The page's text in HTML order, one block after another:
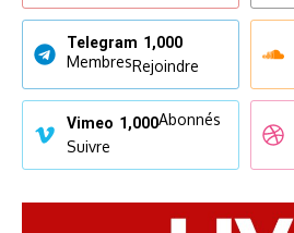
Telegram 1,000
MembresRejoindre
Vimeo 1,000Abonnés
Suivre